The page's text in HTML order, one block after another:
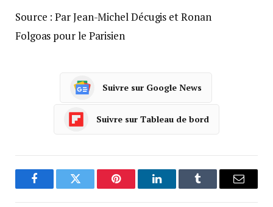
Source : Par Jean-Michel Décugis et Ronan
Folgoas pour le Parisien
Suivre sur Google News
Suivre sur Tableau de bord
FacebookTwitter Pinterest LinkedInTumblr